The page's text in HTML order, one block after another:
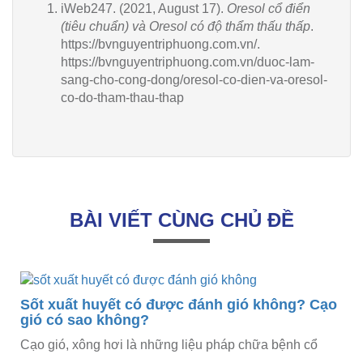
iWeb247. (2021, August 17). Oresol cổ điển
(tiêu chuẩn) và Oresol có độ thẩm thấu thấp.
https://bvnguyentriphuong.com.vn/.
https://bvnguyentriphuong.com.vn/duoc-lam-
sang-cho-cong-dong/oresol-co-dien-va-oresol-
co-do-tham-thau-thap
BÀI VIẾT CÙNG CHỦ ĐỀ
Sốt xuất huyết có được đánh gió không? Cạo
gió có sao không?
Cạo gió, xông hơi là những liệu pháp chữa bệnh cổ